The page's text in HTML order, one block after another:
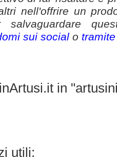
nell'offrire un
sui social o
in
utili: